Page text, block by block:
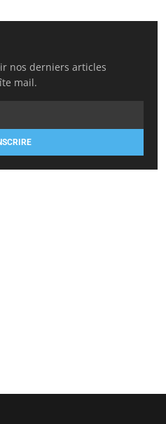
nos derniers articles
mail.